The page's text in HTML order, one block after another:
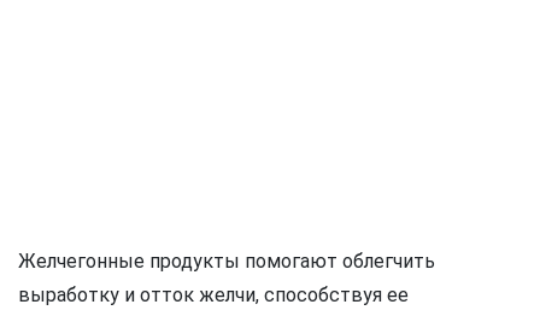
Желчегонные продукты помогают облегчить
выработку и отток желчи, способствуя ее